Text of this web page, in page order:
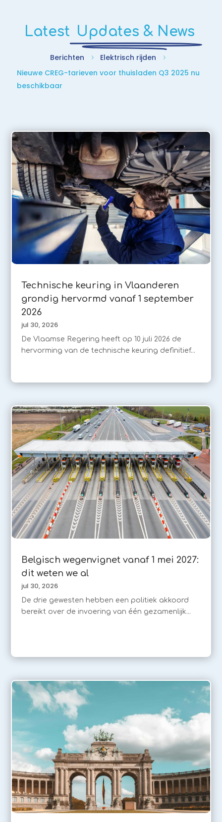
Latest Updates & News
Berichten 5 Elektrisch rijden 5
Nieuwe CREG-tarieven voor thuisladen Q3 2025 nu
beschikbaar
Technische keuring in Vlaanderen
grondig hervormd vanaf 1 september
2026
jul 30, 2026
De Vlaamse Regering heeft op 10 juli 2026 de
hervorming van de technische keuring definitief...
Belgisch wegenvignet vanaf 1 mei 2027:
dit weten we al
jul 30, 2026
De drie gewesten hebben een politiek akkoord
bereikt over de invoering van één gezamenlijk...